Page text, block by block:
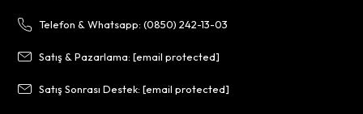
Telefon & Whatsapp: (0850) 242-13-03
Satış & Pazarlama:[email protected]
Satış Sonrası Destek:[email protected]